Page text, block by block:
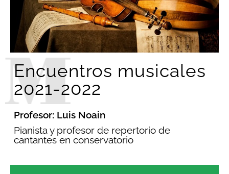
Encuentros musicales
2021-2022
Profesor: Luis Noain
Pianista y profesor de repertorio de
cantantes en conservatorio